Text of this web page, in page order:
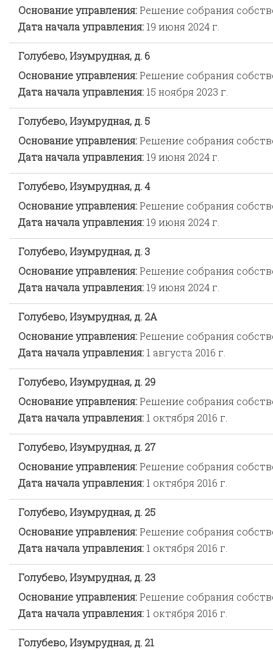
Основание управления:Решение собрания
Дата начала управления: 19 июня 2024 г.
Голубево, Изумрудная, д. 6
Основание управления:Решение собрания
Дата начала управления: 15 ноября 2023 г.
Голубево, Изумрудная, д. 5
Основание управления:Решение собрания
Дата начала управления: 19 июня 2024 г.
Голубево, Изумрудная, д. 4
Основание управления:Решение собрания
Дата начала управления: 19 июня 2024 г.
Голубево, Изумрудная, д. 3
Основание управления:Решение собрания
Дата начала управления: 19 июня 2024 г.
Голубево, Изумрудная, д. 2А
Основание управления:Решение собрания
Дата начала управления: 1 августа 2016 г.
Голубево, Изумрудная, д. 29
Основание управления:Решение собрания
Дата начала управления: 1 октября 2016 г.
Голубево, Изумрудная, д. 27
Основание управления:Решение собрания
Дата начала управления: 1 октября 2016 г.
Голубево, Изумрудная, д. 25
Основание управления:Решение собрания
Дата начала управления: 1 октября 2016 г.
Голубево, Изумрудная, д. 23
Основание управления:Решение собрания
Дата начала управления: 1 октября 2016 г.
Голубево, Изумрудная, д. 21